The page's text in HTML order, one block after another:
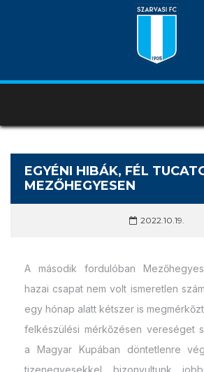
EGYÉNI HIBÁK, FÉL
MEZŐHEGYESEN
2022.10.19.
A második fordulóban
hazai csapat nem volt ismeretlen
egy hónap alatt kétszer is
felkészülési mérkőzésen vereséget
a Magyar Kupában döntetlenre
tizenegyesekkel bizonyultunk